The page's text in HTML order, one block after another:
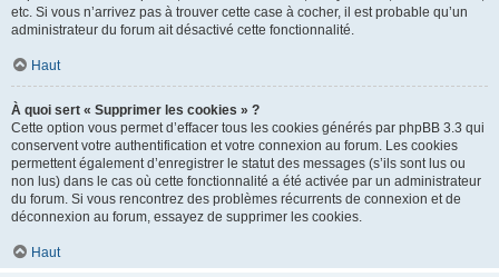
etc. Si vous n’arrivez pas à trouver cette case à cocher, il est probable qu’un
administrateur du forum ait désactivé cette fonctionnalité.
Haut
À quoi sert « Supprimer les cookies » ?
Cette option vous permet d’effacer tous les cookies générés par phpBB 3.3 qui
conservent votre authentification et votre connexion au forum. Les cookies
permettent également d’enregistrer le statut des messages (s’ils sont lus ou
non lus) dans le cas où cette fonctionnalité a été activée par un administrateur
du forum. Si vous rencontrez des problèmes récurrents de connexion et de
déconnexion au forum, essayez de supprimer les cookies.
Haut